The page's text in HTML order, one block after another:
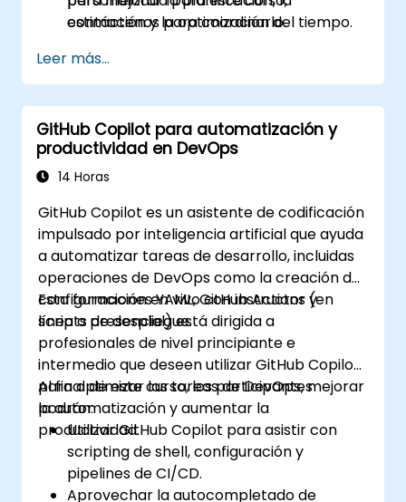
estimación y la optimización del tiempo.
en escenarios específicos de la industria,
como el petróleo y el gas.
contáctenos para coordinarlo.
Leer más...
GitHub Copilot para automatización y
productividad en DevOps
14 Horas
GitHub Copilot es un asistente de codificación
impulsado por inteligencia artificial que ayuda
a automatizar tareas de desarrollo, incluidas
operaciones de DevOps como la creación de
configuraciones YAML, GitHub Actions y
scripts de despliegue.
Esta formación en vivo con instructor (en
línea o presencial) está dirigida a
profesionales de nivel principiante e
intermedio que deseen utilizar GitHub Copilot
para optimizar las tareas de DevOps, mejorar
la automatización y aumentar la
productividad.
Al final de este curso, los participantes
podrán:
Utilizar GitHub Copilot para asistir con
scripting de shell, configuración y
pipelines de CI/CD.
Aprovechar la autocompletado de